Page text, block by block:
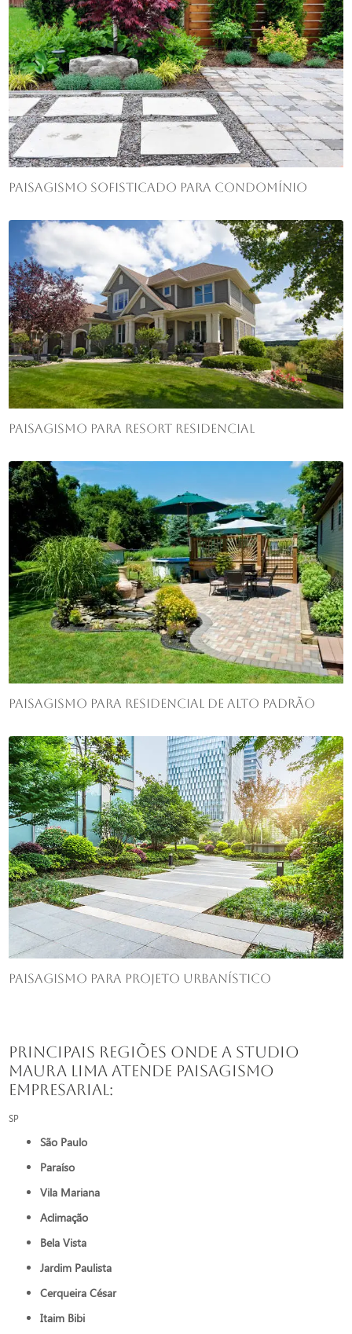
Paisagismo sofisticado para condomínio
Paisagismo para resort residencial
Paisagismo para residencial de alto padrão
Paisagismo para projeto urbanístico
Principais regiões onde a Studio
Maura Lima atende Paisagismo
empresarial:
SP
São Paulo
Paraíso
Vila Mariana
Aclimação
Bela Vista
Jardim Paulista
Cerqueira César
Itaim Bibi